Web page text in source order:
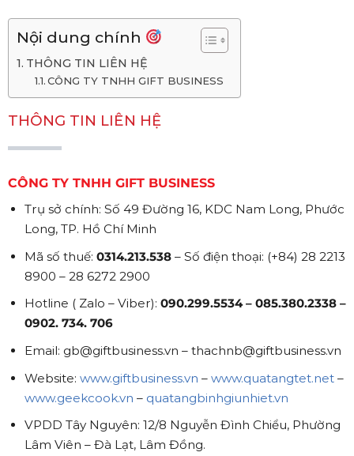
Nội dung chính
THÔNG TIN LIÊN HỆ
CÔNG TY TNHH GIFT BUSINESS
THÔNG TIN LIÊN HỆ
CÔNG TY TNHH GIFT BUSINESS
Trụ sở chính: Số 49 Đường 16, KDC Nam Long, Phước
Long, TP. Hồ Chí Minh
Mã số thuế: 0314.213.538 – Số điện thoại: (+84) 28 2213
8900 – 28 6272 2900
Hotline ( Zalo – Viber): 090.299.5534 – 085.380.2338 –
0902. 734. 706
Email: gb@giftbusiness.vn – thachnb@giftbusiness.vn
Website: www.giftbusiness.vn – www.quatangtet.net–
www.geekcook.vn – quatangbinhgiunhiet.vn
VPDD Tây Nguyên: 12/8 Nguyễn Đình Chiểu, Phường
Lâm Viên – Đà Lạt, Lâm Đồng.